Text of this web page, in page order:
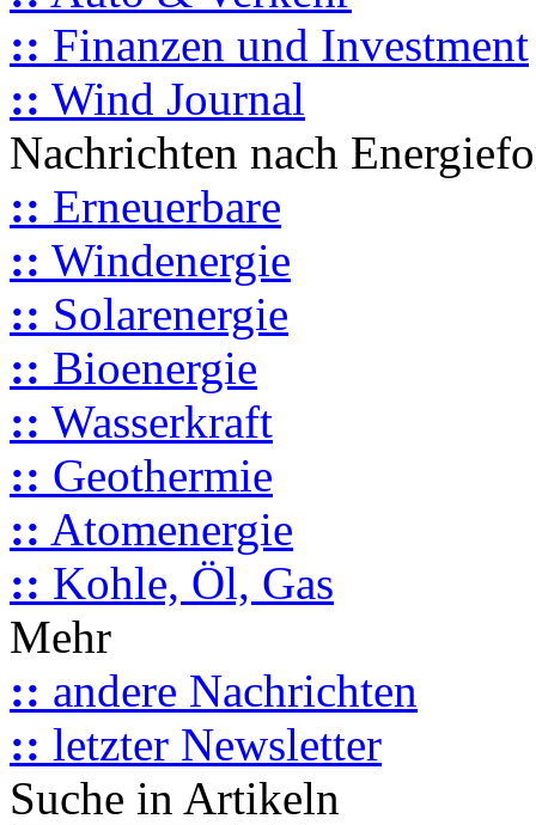
:: Finanzen und Investment
:: Wind Journal
Nachrichten nach
:: Erneuerbare
:: Windenergie
:: Solarenergie
:: Bioenergie
:: Wasserkraft
:: Geothermie
:: Atomenergie
:: Kohle, Öl, Gas
Mehr
:: andere Nachrichten
:: letzter Newsletter
Suche in Artikeln